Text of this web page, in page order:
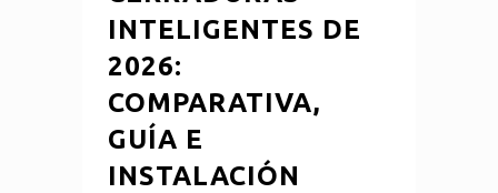
INTELIGENTES DE
2026:
COMPARATIVA,
GUÍA E
INSTALACIÓN